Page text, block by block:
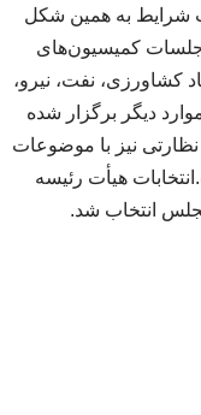
شرایط به همین شکل
جلسات کمیسیون‌های
نفت، نیرو،
دیگر برگزار شده
نیز با موضوعات
هیأت‌ رئیسه
انتخاب شد.